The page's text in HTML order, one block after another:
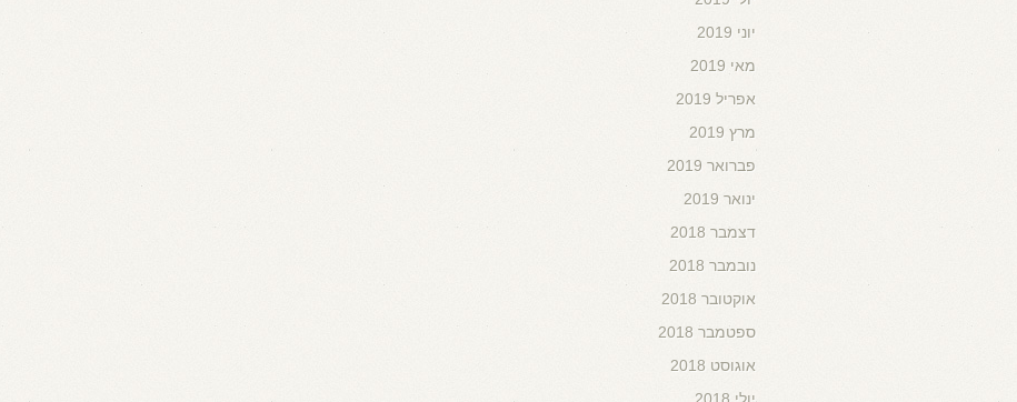
יוני 2019
מאי 2019
אפריל 2019
מרץ 2019
פברואר 2019
ינואר 2019
דצמבר 2018
נובמבר 2018
אוקטובר 2018
ספטמבר 2018
אוגוסט 2018